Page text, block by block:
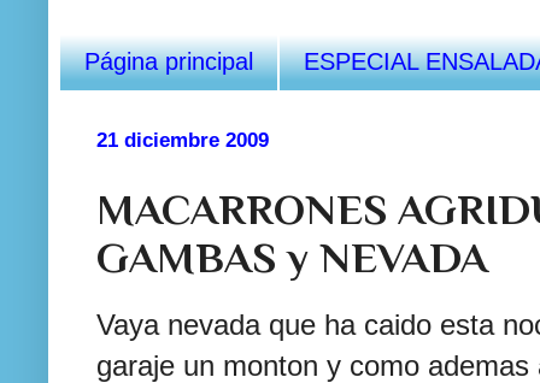
Página principal ESPECIAL
21 diciembre 2009
MACARRONES
GAMBAS y NEVADA
Vaya nevada que ha caido esta
garaje un monton y como